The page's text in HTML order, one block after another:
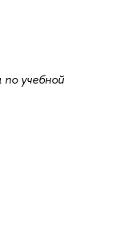
учебной